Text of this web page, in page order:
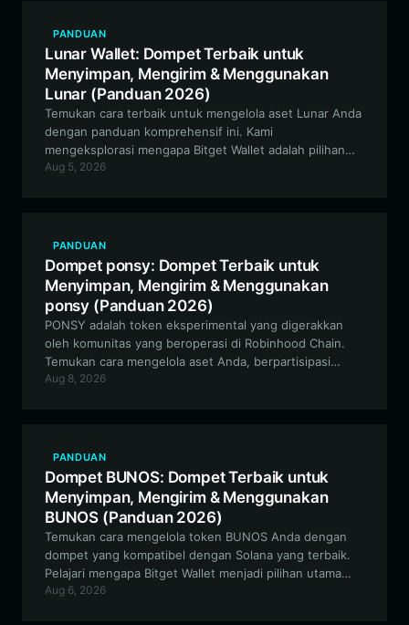
PANDUAN
Lunar Wallet: Dompet Terbaik untuk
Menyimpan, Mengirim & Menggunakan
Lunar (Panduan 2026)
Temukan cara terbaik untuk mengelola aset Lunar Anda
dengan panduan komprehensif ini. Kami
mengeksplorasi mengapa Bitget Wallet adalah pilihan
utama untuk pengelolaan Lunar dan token berbasis
Aug 5, 2026
PANDUAN
Dompet ponsy: Dompet Terbaik untuk
Menyimpan, Mengirim & Menggunakan
ponsy (Panduan 2026)
PONSY adalah token eksperimental yang digerakkan
oleh komunitas yang beroperasi di Robinhood Chain.
Temukan cara mengelola aset Anda, berpartisipasi
dalam tata kelola, dan berdagang secara efektif
Aug 8, 2026
PANDUAN
Dompet BUNOS: Dompet Terbaik untuk
Menyimpan, Mengirim & Menggunakan
BUNOS (Panduan 2026)
Temukan cara mengelola token BUNOS Anda dengan
dompet yang kompatibel dengan Solana yang terbaik.
Pelajari mengapa Bitget Wallet menjadi pilihan utama
untuk berinteraksi dengan eksperimen budaya meme
Aug 6, 2026